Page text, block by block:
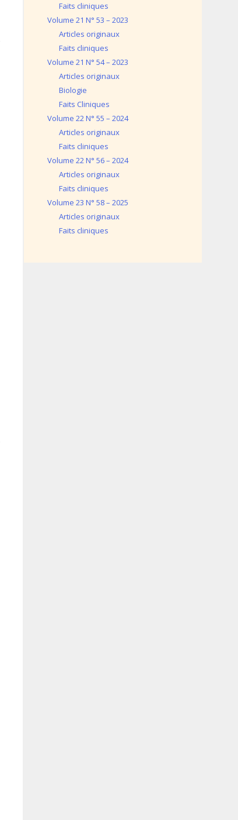
Faits cliniques
Volume 21 N° 53 – 2023
Articles originaux
Faits cliniques
Volume 21 N° 54 – 2023
Articles originaux
Biologie
Faits Cliniques
Volume 22 N° 55 – 2024
Articles originaux
Faits cliniques
Volume 22 N° 56 – 2024
Articles originaux
Faits cliniques
Volume 23 N° 58 – 2025
Articles originaux
Faits cliniques